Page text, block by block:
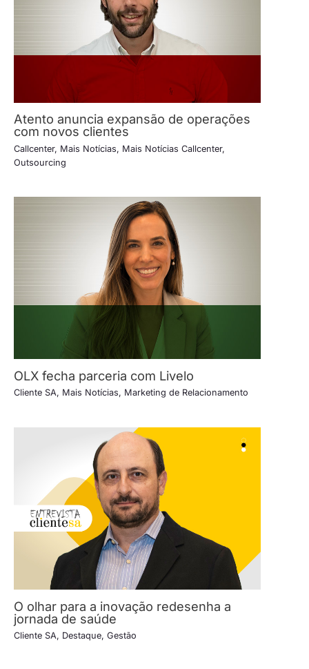
Atento anuncia expansão de operações
com novos clientes
Callcenter, Mais Notícias, Mais Notícias Callcenter,
Outsourcing
OLX fecha parceria com Livelo
Cliente SA, Mais Notícias, Marketing de Relacionamento
O olhar para a inovação redesenha a
jornada de saúde
Cliente SA, Destaque, Gestão